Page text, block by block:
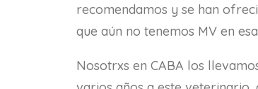
recomendamos y se han
que aún no tenemos MV en
Nosotrxs en CABA los